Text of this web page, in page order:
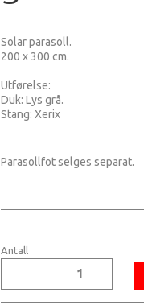
Solar parasoll.
200 x 300 cm.
Utførelse:
Duk: Lys grå.
Stang: Xerix
Parasollfot selges separat.
Antall